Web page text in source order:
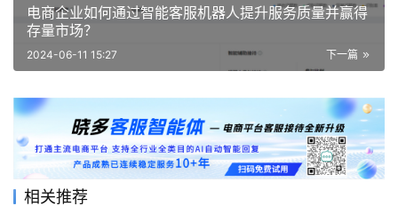
电商企业如何通过智能客服机器人提升服务质量并赢得
存量市场？
下一篇
2024-06-11 15:27
相关推荐